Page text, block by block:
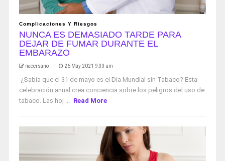
Complicaciones Y Riesgos
NUNCA ES DEMASIADO TARDE PARA
DEJAR DE FUMAR DURANTE EL
EMBARAZO
nacersano 26 May 2021 9:33 am
¿Sabía que el 31 de mayo es el Día Mundial sin Tabaco? Esta
celebración anual crea conciencia sobre los peligros del uso de
tabaco. Las hoj ... Read More